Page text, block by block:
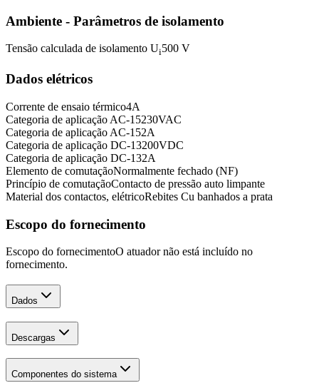
Ambiente - Parâmetros de isolamento
Tensão calculada de isolamento Ui500 V
Dados elétricos
Corrente de ensaio térmico4A
Categoria de aplicação AC-15230VAC
Categoria de aplicação AC-152A
Categoria de aplicação DC-13200VDC
Categoria de aplicação DC-132A
Elemento de comutaçãoNormalmente fechado (NF)
Princípio de comutaçãoContacto de pressão auto limpante
Material dos contactos, elétricoRebites Cu banhados a prata
Escopo do fornecimento
Escopo do fornecimentoO atuador não está incluído no
fornecimento.
Dados
Descargas
Componentes do sistema